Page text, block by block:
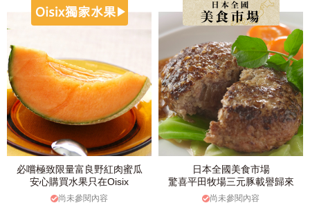
必嚐極致限量富良野紅肉蜜瓜
安心購買水果只在Oisix
尚未參閱內容
日本全國美食市場
驚喜平田牧場三元豚載譽歸來
尚未參閱內容